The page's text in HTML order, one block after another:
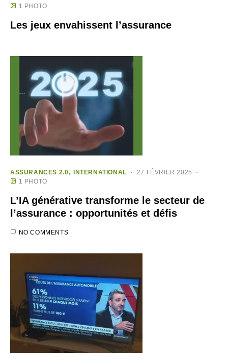
1 PHOTO
Les jeux envahissent l’assurance
ASSURANCES 2.0 INTERNATIONAL
27 FÉVRIER 2025
1 PHOTO
L’IA générative transforme le secteur de
l’assurance : opportunités et défis
NO COMMENTS